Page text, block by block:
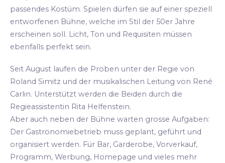
passendes Kostüm. Spielen dürfen sie auf einer speziell
entworfenen Bühne, welche im Stil der 50er Jahre
erscheinen soll. Licht, Ton und Requisiten müssen
ebenfalls perfekt sein.
Seit August laufen die Proben unter der Regie von
Roland Simitz und der musikalischen Leitung von René
Carlin. Unterstützt werden die Beiden durch die
Regieassistentin Rita Helfenstein.
Aber auch neben der Bühne warten grosse Aufgaben:
Der Gastronomiebetrieb muss geplant, geführt und
organisiert werden. Für Bar, Garderobe, Vorverkauf,
Programm, Werbung, Homepage und vieles mehr